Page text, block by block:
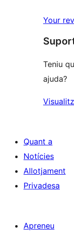
estrelles
de
estrelles
Your
Teniu
ajuda?
Quant a
Notícies
Allotjament
Privadesa
Apreneu